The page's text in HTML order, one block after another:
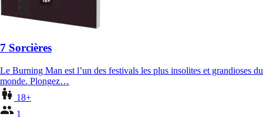
7 Sorcières
Le Burning Man est l’un des festivals les plus insolites et grandioses du
monde. Plongez…
18+
1